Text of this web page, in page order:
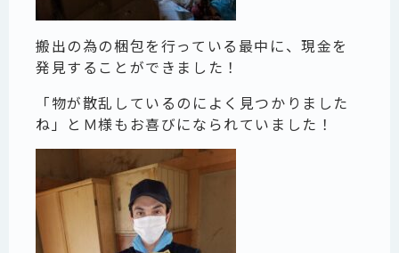
搬出の為の梱包を行っている最中に、現金を
発見することができました！
「物が散乱しているのによく見つかりました
ね」とＭ様もお喜びになられていました！